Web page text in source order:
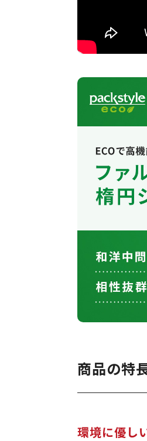
商品の特
環境に優し